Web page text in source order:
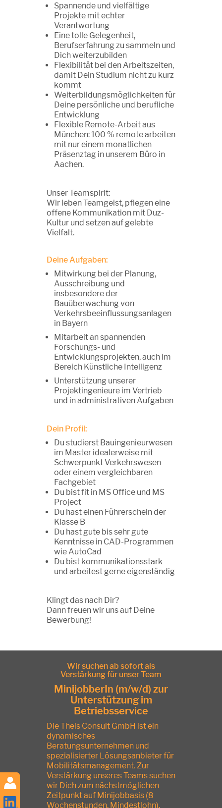
Spannende und vielfältige
Projekte mit echter
Verantwortung
Eine tolle Gelegenheit,
Berufserfahrung zu sammeln und
Dich weiterzubilden
Flexibilität bei den Arbeitszeiten,
damit Dein Studium nicht zu kurz
kommt
Weiterbildungsmöglichkeiten für
Deine persönliche und berufliche
Entwicklung
Flexible Remote-Arbeit aus
München: 100 % remote arbeiten
mit nur einem monatlichen
Präsenztag in unserem Büro in
Aachen.
Unser Teamspirit:
Wir leben Teamgeist, pflegen eine
offene Kommunikation mit Duz-
Kultur und setzen auf gelebte
Vielfalt.
Deine Aufgaben:
Mitwirkung bei der Planung,
Ausschreibung und
insbesondere der
Bauüberwachung von
Verkehrsbeeinflussungsanlagen
in Bayern
Mitarbeit an spannenden
Forschungs- und
Entwicklungsprojekten, auch im
Bereich Künstliche Intelligenz
Unterstützung unserer
Projektingenieure im Vertrieb
und in administrativen Aufgaben
Dein Profil:
Du studierst Bauingenieurwesen
im Master idealerweise mit
Schwerpunkt Verkehrswesen
oder einem vergleichbaren
Fachgebiet
Du bist fit in MS Office und MS
Project
Du hast einen Führerschein der
Klasse B
Du hast gute bis sehr gute
Kenntnisse in CAD-Programmen
wie AutoCad
Du bist kommunikationsstark
und arbeitest gerne eigenständig
Klingt das nach Dir?
Dann freuen wir uns auf Deine
Bewerbung!
Wir suchen ab sofort als
Verstärkung für unser Team
MinijobberIn (m/w/d) zur
Unterstützung im
Betriebsservice
Die Theis Consult GmbH ist ein
dynamisches
Beratungsunternehmen und
spezialisierter Lösungsanbieter für
Mobilitätsmanagement. Zur
Verstärkung unseres Teams suchen
wir Dich zum nächstmöglichen
Zeitpunkt auf Minijobbasis (8
Wochenstunden, Mindestlohn).